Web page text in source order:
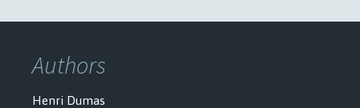
Authors
Henri Dumas